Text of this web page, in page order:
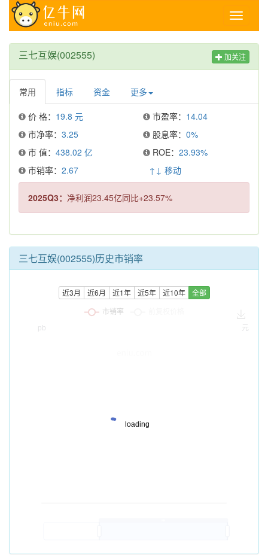
Toggle
三七互娱(002555) 加关注
常用 指标 资金 更多
价 格： 19.8 元 市盈率： 14.04
市净率： 3.25 股息率： 0%
市 值： 438.02 亿 ROE： 23.93%
市销率： 2.67 ↑↓ 移动
2025Q3： 净利润23.45亿同比+23.57%
三七互娱(002555)历史市销率
近3月 近6月 近1年 近5年 近10年 全部